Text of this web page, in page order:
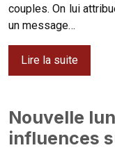
couples. On lui
un message…
Lire la suite
Nouvelle
influences